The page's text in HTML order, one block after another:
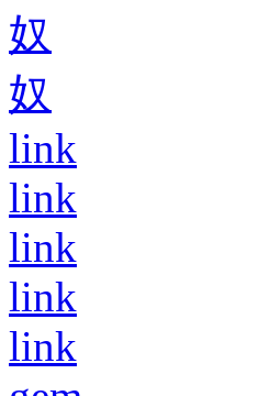
奴
奴
link
link
link
link
link